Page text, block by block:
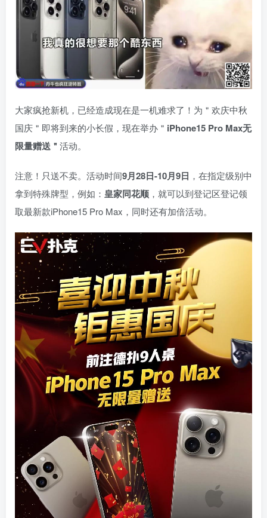
大家疯抢新机，已经造成现在是一机难求了！为＂欢庆中秋
国庆＂即将到来的小长假，现在举办＂ iPhone15 Pro Max无
限量赠送＂ 活动。
注意！只送不卖。活动时间9月28日-10月9日 ，在指定级别中
拿到特殊牌型，例如： 皇家同花顺 ，就可以到登记区登记领
取最新款iPhone15 Pro Max，同时还有加倍活动。